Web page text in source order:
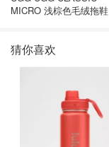
MICRO 浅棕色毛绒拖鞋
猜你喜欢